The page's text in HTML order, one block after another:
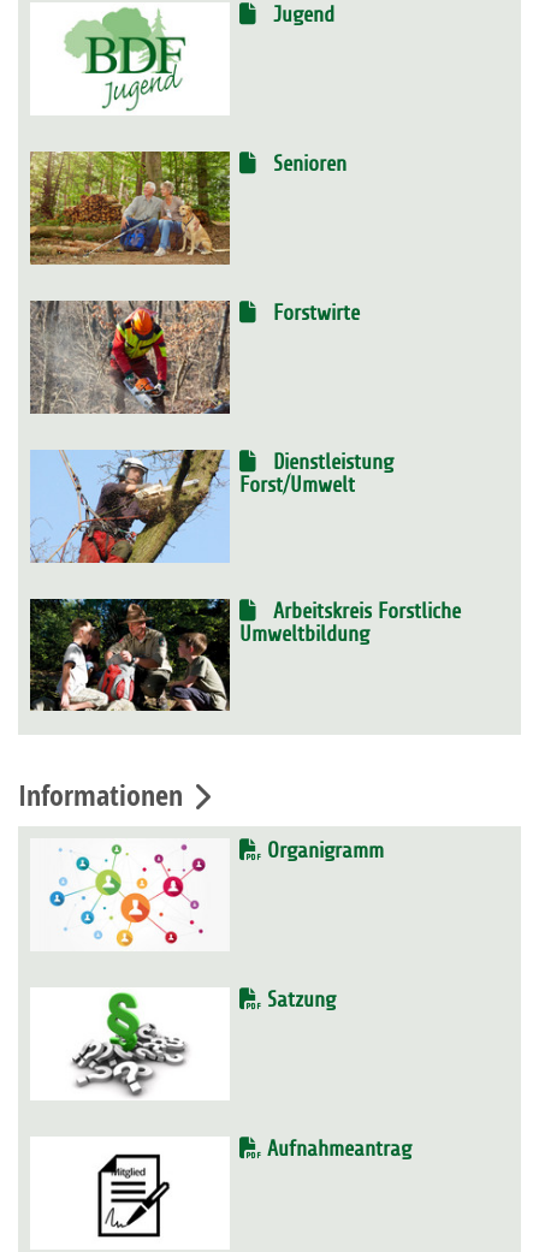
Jugend
Senioren
Forstwirte
Dienstleistung
Forst/Umwelt
Arbeitskreis Forstliche
Umweltbildung
Informationen
Organigramm
Satzung
Aufnahmeantrag